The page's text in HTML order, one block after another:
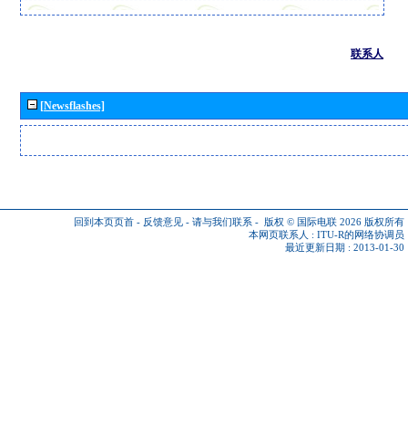
联系人
[Newsflashes]
回到本页页首 - 反馈意见 - 请与我们联系 - 版权 © 国际电联 2026 版权所有
本网页联系人 : ITU-R的网络协调员
最近更新日期 : 2013-01-30